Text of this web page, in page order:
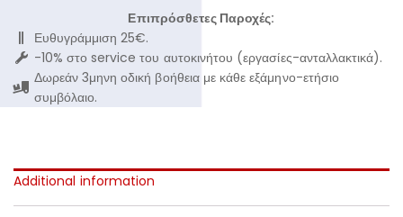
Επιπρόσθετες Παροχές:
Ευθυγράμμιση 25€.
-10% στο service του αυτοκινήτου (εργασίες-ανταλλακτικά).
Δωρεάν 3μηνη οδική βοήθεια με κάθε εξάμηνο-ετήσιο
συμβόλαιο.
Additional information